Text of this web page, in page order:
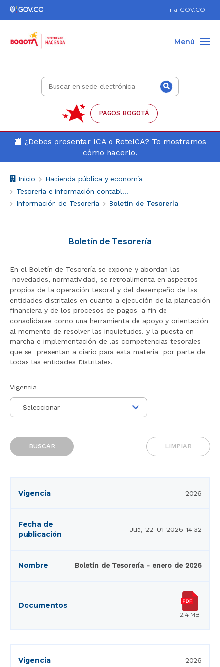
Ir al pie de página (Dirección, teléfono, etc.)
Enlace
ir a GOV.CO
PAGOS BOGOTÁ
Buscar
electrónica
Buscar
Menú
🏬 ¿Debes presentar ICA o ReteICA? Te mostramos
cómo hacerlo.
Breadcrumb
Inicio
o
n
i
c
i
o
Hacienda pública y economía
Tesorería e información contable de Bogotá
Información de Tesorería
Boletín de Tesorería
Boletín de Tesorería
En el Boletín de Tesorería se expone y abordan las
novedades, normatividad, se retroalimenta en aspectos
propios de la operación tesoral y del desempeño de las
entidades distritales en cuanto a ejecución de la planeación
financiera y de los procesos de pagos, a fin de
consolidarse como una herramienta de apoyo y orientación
al momento de resolver las inquietudes, y la puesta en
marcha e implementación de las competencias tesorales
que se presentan a diario para esta materia por parte de
todas las entidades Distritales.
Vigencia
BUSCAR LIMPIAR
2026
Jue, 22-01-2026 14:32
Boletín de Tesorería - enero de 2026
2.4 MB
2026